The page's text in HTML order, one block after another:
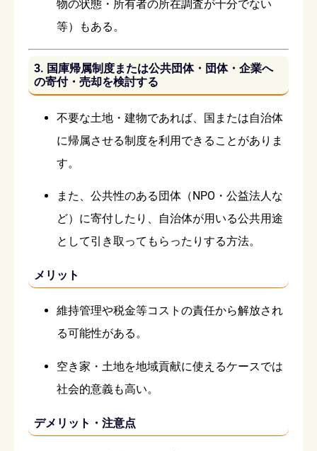
物の状態・所有者の所在調査が十分でない
等）もある。
3. 国庫帰属制度または公共団体・団体・企業へ
の寄付・売却を検討する
不要な土地・建物であれば、国または自治体
に帰属させる制度を利用できることがありま
す。
また、公共性のある団体（NPO・公益法人な
ど）に寄付したり、自治体が用いる公共用途
として引き取ってもらったりする方法。
メリット
維持管理や税金等コストの責任から解放され
る可能性がある。
空き家・土地を地域貢献に使えるケースでは
社会的意義も高い。
デメリット・注意点